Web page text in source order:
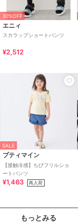
30%OFF
エニィ
スカラップショートパンツ
¥2,512
SALE
プティマイン
【接触冷感】ちびフリルショ
ートパンツ
¥1,463 再入荷
もっとみる